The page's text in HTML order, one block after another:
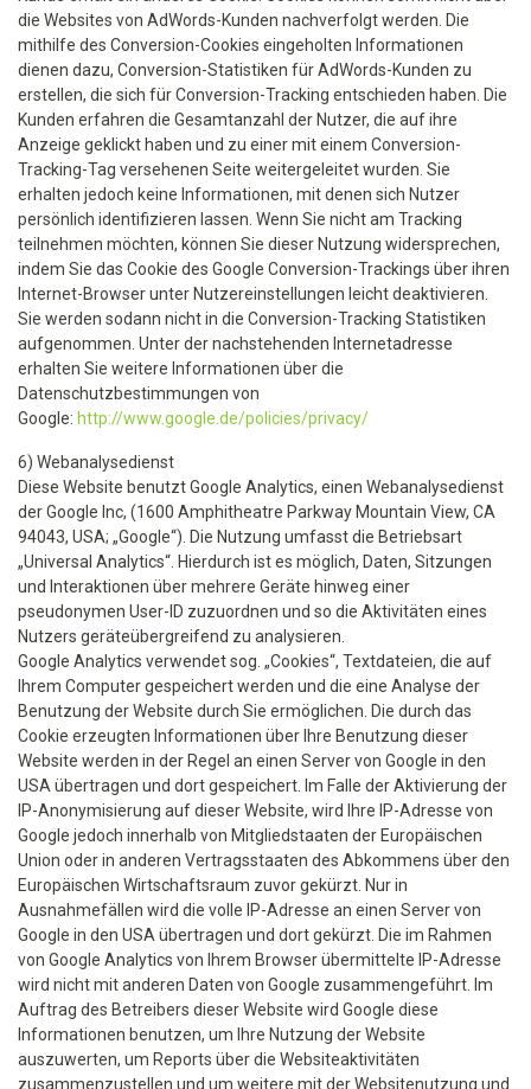
die Websites von AdWords-Kunden nachverfolgt werden. Die
mithilfe des Conversion-Cookies eingeholten Informationen
dienen dazu, Conversion-Statistiken für AdWords-Kunden zu
erstellen, die sich für Conversion-Tracking entschieden haben. Die
Kunden erfahren die Gesamtanzahl der Nutzer, die auf ihre
Anzeige geklickt haben und zu einer mit einem Conversion-
Tracking-Tag versehenen Seite weitergeleitet wurden. Sie
erhalten jedoch keine Informationen, mit denen sich Nutzer
persönlich identifizieren lassen. Wenn Sie nicht am Tracking
teilnehmen möchten, können Sie dieser Nutzung widersprechen,
indem Sie das Cookie des Google Conversion-Trackings über ihren
Internet-Browser unter Nutzereinstellungen leicht deaktivieren.
Sie werden sodann nicht in die Conversion-Tracking Statistiken
aufgenommen. Unter der nachstehenden Internetadresse
erhalten Sie weitere Informationen über die
Datenschutzbestimmungen von
Google: http://www.google.de/policies/privacy/
6) Webanalysedienst
Diese Website benutzt Google Analytics, einen Webanalysedienst
der Google Inc, (1600 Amphitheatre Parkway Mountain View, CA
94043, USA; „Google“). Die Nutzung umfasst die Betriebsart
„Universal Analytics“. Hierdurch ist es möglich, Daten, Sitzungen
und Interaktionen über mehrere Geräte hinweg einer
pseudonymen User-ID zuzuordnen und so die Aktivitäten eines
Nutzers geräteübergreifend zu analysieren.
Google Analytics verwendet sog. „Cookies“, Textdateien, die auf
Ihrem Computer gespeichert werden und die eine Analyse der
Benutzung der Website durch Sie ermöglichen. Die durch das
Cookie erzeugten Informationen über Ihre Benutzung dieser
Website werden in der Regel an einen Server von Google in den
USA übertragen und dort gespeichert. Im Falle der Aktivierung der
IP-Anonymisierung auf dieser Website, wird Ihre IP-Adresse von
Google jedoch innerhalb von Mitgliedstaaten der Europäischen
Union oder in anderen Vertragsstaaten des Abkommens über den
Europäischen Wirtschaftsraum zuvor gekürzt. Nur in
Ausnahmefällen wird die volle IP-Adresse an einen Server von
Google in den USA übertragen und dort gekürzt. Die im Rahmen
von Google Analytics von Ihrem Browser übermittelte IP-Adresse
wird nicht mit anderen Daten von Google zusammengeführt. Im
Auftrag des Betreibers dieser Website wird Google diese
Informationen benutzen, um Ihre Nutzung der Website
auszuwerten, um Reports über die Websiteaktivitäten
zusammenzustellen und um weitere mit der Websitenutzung und